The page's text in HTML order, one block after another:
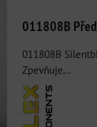
011808B
011808B
Zpevňuje...